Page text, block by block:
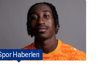
Haberleri